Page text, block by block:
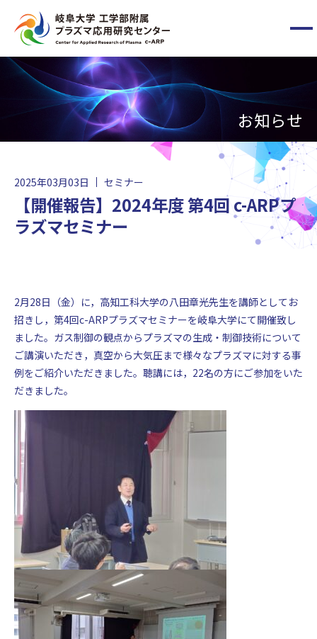
ボ
HOME
c-ARPについて
最新情報
国立大学法人東海国立大学機構
岐阜大学 工学部附属プラズマ応用研究センター
〒501-1193 岐阜県岐阜市柳戸１−１
お知らせ
2025年03月03日 セミナー
【開催報告】2024年度 第4回 c-ARPプ
ラズマセミナー
2月28日（金）に，高知工科大学の八田章光先生を講師としてお
招きし，第4回c-ARPプラズマセミナーを岐阜大学にて開催致し
ました。 ガス制御の観点からプラズマの生成・制御技術について
ご講演いただき，真空から大気圧まで様々なプラズマに対する事
例をご紹介いただきました。聴講には，22名の方にご参加をいた
だきました。